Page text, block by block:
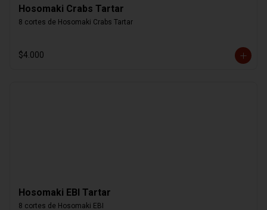
Hosomaki Crabs Tartar
8 cortes de Hosomaki Crabs Tartar
$4.000
Hosomaki EBI Tartar
8 cortes de Hosomaki EBI